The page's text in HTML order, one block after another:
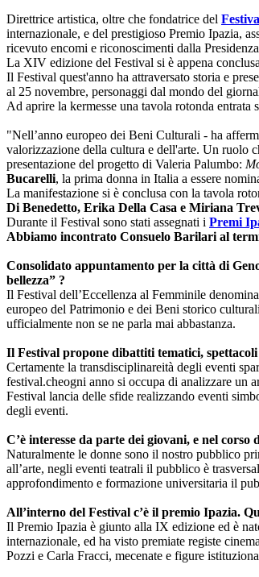
Direttrice artistica, oltre che fondatrice del
internazionale, e del prestigioso Premio Ipazia,
ricevuto encomi e riconoscimenti dalla
La XIV edizione del Festival si è appena
Il Festival quest'anno ha attraversato storia e
al 25 novembre, personaggi dal mondo del
Ad aprire la kermesse una tavola rotonda entrata
"Nell’anno europeo dei Beni Culturali - ha
valorizzazione della cultura e dell'arte. Un ruolo
presentazione del progetto di Valeria Palumbo:
Bucarelli, la prima donna in Italia a essere
La manifestazione si è conclusa con la tavola
Di Benedetto, Erika Della Casa e Miriana
Durante il Festival sono stati assegnati i Premi
Abbiamo incontrato Consuelo Barilari al
Consolidato appuntamento per la città di
bellezza” ?
Il Festival dell’Eccellenza al Femminile
europeo del Patrimonio e dei Beni storico
ufficialmente non se ne parla mai abbastanza.
Il Festival propone dibattiti tematici, spettacoli
Certamente la transdisciplinareità degli eventi
festival.cheogni anno si occupa di analizzare un
Festival lancia delle sfide realizzando eventi
degli eventi.
C’è interesse da parte dei giovani, e nel
Naturalmente le donne sono il nostro pubblico
all’arte, negli eventi teatrali il pubblico è
approfondimento e formazione universitaria il
All’interno del Festival c’è il premio Ipazia.
Il Premio Ipazia è giunto alla IX edizione ed è
internazionale, ed ha visto premiate registe
Pozzi e Carla Fracci, mecenate e figure